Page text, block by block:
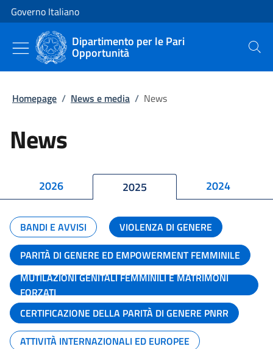
Vai al contenuto
Vai alla navigazione del sito
Governo Italiano
Dipartimento per le Pari
Opportunità Cerca
Homepage / News e media / News
News
2026 2025 2024
BANDI E AVVISI
VIOLENZA DI GENERE
PARITÀ DI GENERE ED EMPOWERMENT FEMMINILE
MUTILAZIONI GENITALI FEMMINILI E MATRIMONI
FORZATI
CERTIFICAZIONE DELLA PARITÀ DI GENERE PNRR
ATTIVITÀ INTERNAZIONALI ED EUROPEE